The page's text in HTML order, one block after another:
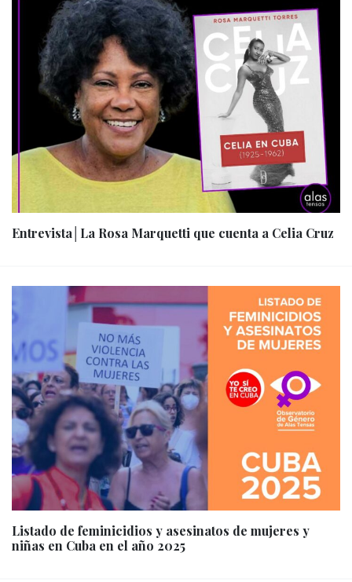
Entrevista│La Rosa Marquetti que cuenta a Celia Cruz
Listado de feminicidios y asesinatos de mujeres y
niñas en Cuba en el año 2025